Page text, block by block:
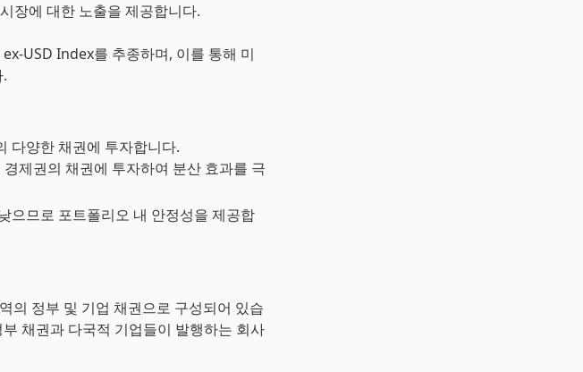
장에 대한 노출을 제공합니다.
USD Index를 추종하며, 이를 통해 미
다양한 채권에 투자합니다.
제권의 채권에 투자하여 분산 효과를 극
으므로 포트폴리오 내 안정성을 제공합
의 정부 및 기업 채권으로 구성되어 있습
채권과 다국적 기업들이 발행하는 회사